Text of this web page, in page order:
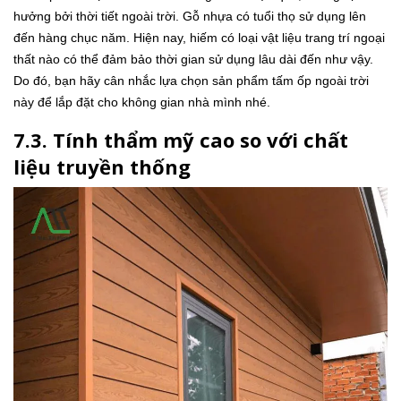
hưởng bởi thời tiết ngoài trời. Gỗ nhựa có tuổi thọ sử dụng lên
đến hàng chục năm. Hiện nay, hiếm có loại vật liệu trang trí ngoại
thất nào có thể đảm bảo thời gian sử dụng lâu dài đến như vậy.
Do đó, bạn hãy cân nhắc lựa chọn sản phẩm tấm ốp ngoài trời
này để lắp đặt cho không gian nhà mình nhé.
7.3. Tính thẩm mỹ cao so với chất
liệu truyền thống